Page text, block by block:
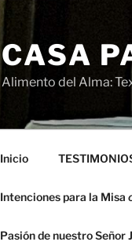
CASA
Alimento del Alma:
Inicio
Intenciones para la Misa
Pasión de nuestro Señor